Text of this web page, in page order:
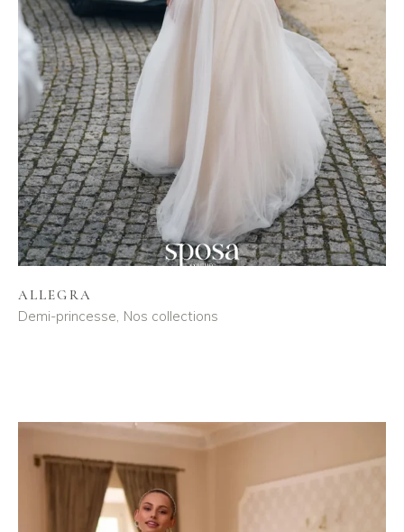
ALLEGRA
Demi-princesse Nos collections